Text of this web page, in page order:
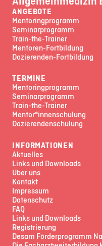
ANGEBOTE
Mentoringprogramm
Seminarprogramm
Train-the-Trainer
Mentoren-Fortbildung
Dozierenden-Fortbildung
TERMINE
Mentoringprogramm
Seminarprogramm
Train-the-Trainer
Mentor*innenschulung
Dozierendenschulung
INFORMATIONEN
Aktuelles
Links und Downloads
Über uns
Kontakt
Impressum
Datenschutz
FAQ
Links und Downloads
Registrierung
Desam Förderprogramm